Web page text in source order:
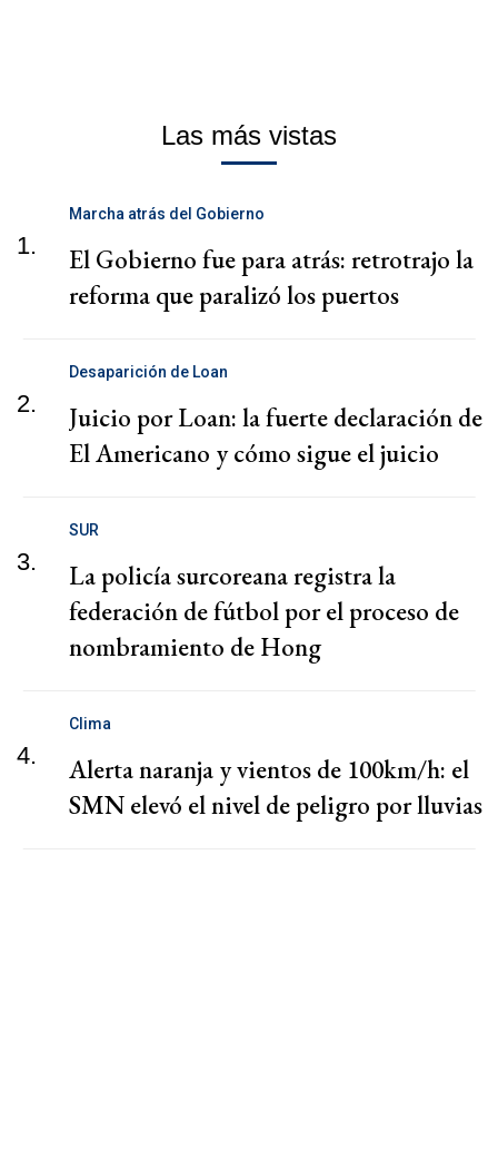
Las más vistas
1.
Marcha atrás del Gobierno
El Gobierno fue para atrás: retrotrajo la
reforma que paralizó los puertos
2.
Desaparición de Loan
Juicio por Loan: la fuerte declaración de
El Americano y cómo sigue el juicio
3.
SUR
La policía surcoreana registra la
federación de fútbol por el proceso de
nombramiento de Hong
4.
Clima
Alerta naranja y vientos de 100km/h: el
SMN elevó el nivel de peligro por lluvias